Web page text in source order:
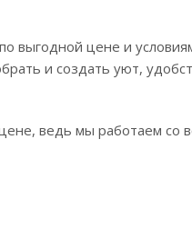
выгодной цене и
и создать уют,
ведь мы работаем со